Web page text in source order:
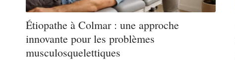
Étiopathe à Colmar : une approche
innovante pour les problèmes
musculosquelettiques